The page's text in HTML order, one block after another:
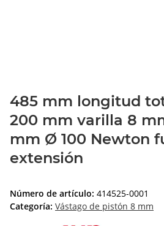
485 mm longitud
200 mm varilla 8
mm Ø 100 Newton
extensión
Número de artículo: 414525-0001
Categoría: Vástago de pistón 8 mm